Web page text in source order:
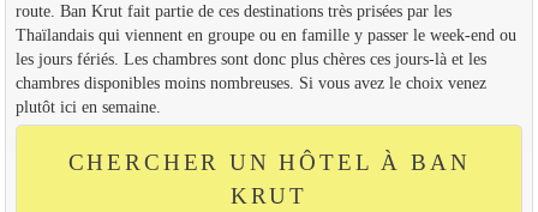
route. Ban Krut fait partie de ces destinations très prisées par les
Thaïlandais qui viennent en groupe ou en famille y passer le week-end ou
les jours fériés. Les chambres sont donc plus chères ces jours-là et les
chambres disponibles moins nombreuses. Si vous avez le choix venez
plutôt ici en semaine.
CHERCHER UN HÔTEL À BAN
KRUT